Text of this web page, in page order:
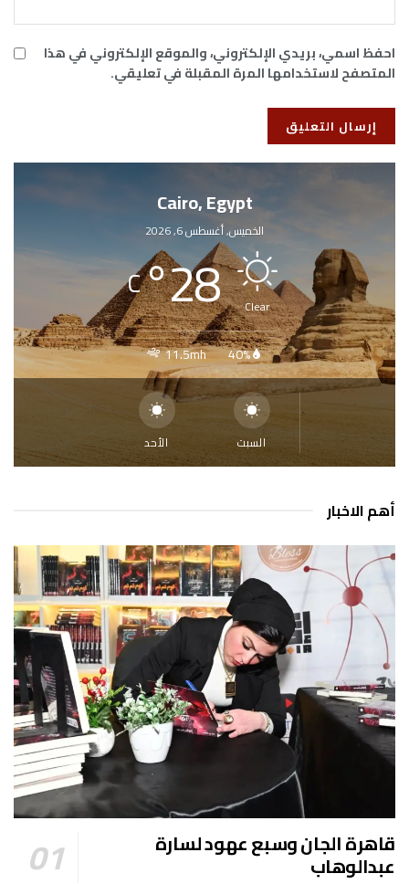
احفظ اسمي، بريدي الإلكتروني، والموقع الإلكتروني في هذا
المتصفح لاستخدامها المرة المقبلة في تعليقي.
Cairo, Egypt
الخميس, أغسطس 6, 2026
Clear
28
°
C
40%
11.5mh
السبت الأحد
أهم الاخبار
قاهرة الجان وسبع عهود لسارة
عبدالوهاب